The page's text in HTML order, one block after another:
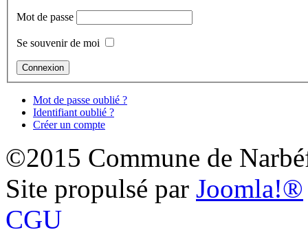
Mot de passe
Se souvenir de moi
Mot de passe oublié ?
Identifiant oublié ?
Créer un compte
©2015 Commune de
Site propulsé par Joomla!®
CGU